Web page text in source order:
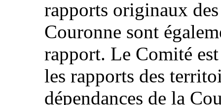
rapports originaux
Couronne sont
rapport. Le Comité
les rapports des
dépendances de la